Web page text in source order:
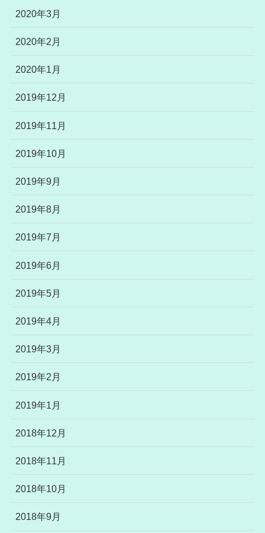
2020年3月
2020年2月
2020年1月
2019年12月
2019年11月
2019年10月
2019年9月
2019年8月
2019年7月
2019年6月
2019年5月
2019年4月
2019年3月
2019年2月
2019年1月
2018年12月
2018年11月
2018年10月
2018年9月